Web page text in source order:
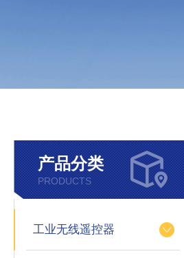
产品分类
PRODUCTS
工业无线遥控器